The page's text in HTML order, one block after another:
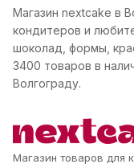
Магазин nextcake в
кондитеров и
шоколад, формы,
3400 товаров в
Волгограду.
Магазин товаров для